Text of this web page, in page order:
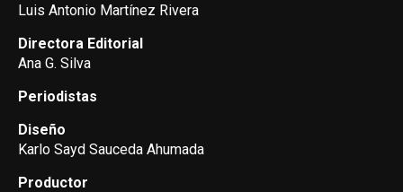
Luis Antonio Martínez Rivera
Directora Editorial
Ana G. Silva
Periodistas
Diseño
Karlo Sayd Sauceda Ahumada
Productor